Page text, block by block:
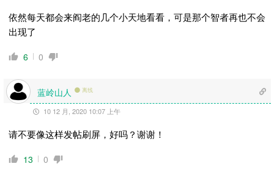
依然每天都会来阎老的几个小天地看看，可是那个智者再也不会
出现了
6 0
蓝岭山人 离线
10 12 月, 2020 10:07 上午
请不要像这样发帖刷屏，好吗？谢谢！
13 0